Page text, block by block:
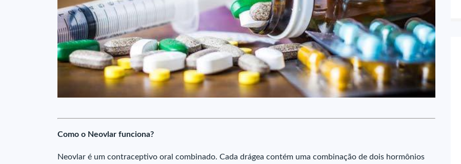
Como o Neovlar funciona?
Neovlar é um contraceptivo oral combinado. Cada drágea contém uma combinação de dois hormônios